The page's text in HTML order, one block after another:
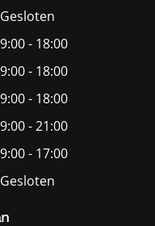
Gesloten
9:00 - 18:00
9:00 - 18:00
9:00 - 18:00
9:00 - 21:00
9:00 - 17:00
Gesloten